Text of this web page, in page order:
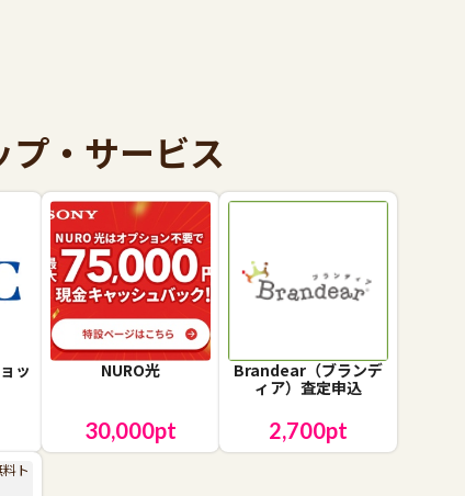
プ・サービス
ッ
NURO光
30,000pt
Brandear（ブランデ
ィア）査定申込
2,700pt